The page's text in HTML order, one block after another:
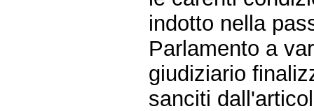
indotto nella
Parlamento a
giudiziario
sanciti